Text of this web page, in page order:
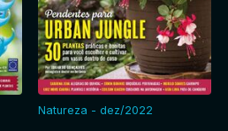
Natureza - dez/2022